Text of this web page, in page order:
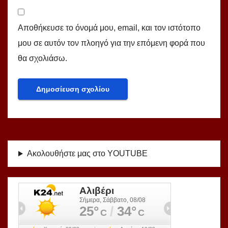
Αποθήκευσε το όνομά μου, email, και τον ιστότοπο
μου σε αυτόν τον πλοηγό για την επόμενη φορά που
θα σχολιάσω.
Ακολουθήστε μας στο YOUTUBE